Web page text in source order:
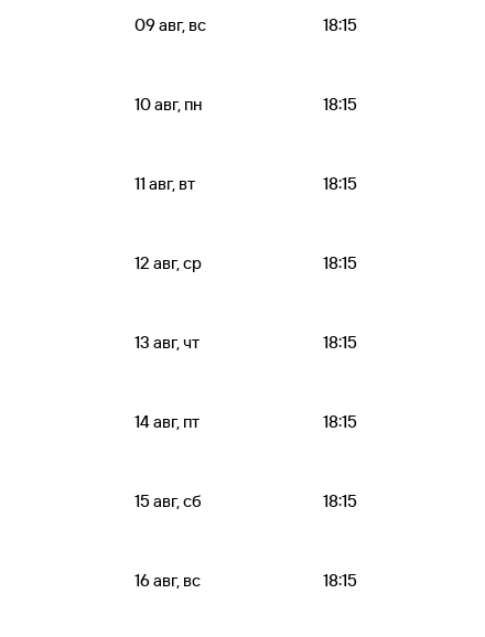
09 авг, вс 18:15
10 авг, пн 18:15
11 авг, вт 18:15
12 авг, ср 18:15
13 авг, чт 18:15
14 авг, пт 18:15
15 авг, сб 18:15
16 авг, вс 18:15